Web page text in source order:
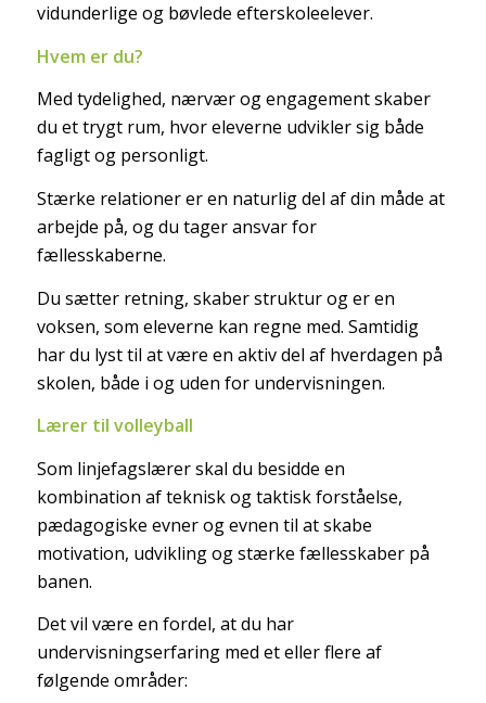
vidunderlige og bøvlede efterskoleelever.
Hvem er du?
Med tydelighed, nærvær og engagement skaber
du et trygt rum, hvor eleverne udvikler sig både
fagligt og personligt.
Stærke relationer er en naturlig del af din måde at
arbejde på, og du tager ansvar for
fællesskaberne.
Du sætter retning, skaber struktur og er en
voksen, som eleverne kan regne med. Samtidig
har du lyst til at være en aktiv del af hverdagen på
skolen, både i og uden for undervisningen.
Lærer til volleyball
Som linjefagslærer skal du besidde en
kombination af teknisk og taktisk forståelse,
pædagogiske evner og evnen til at skabe
motivation, udvikling og stærke fællesskaber på
banen.
Det vil være en fordel, at du har
undervisningserfaring med et eller flere af
følgende områder: